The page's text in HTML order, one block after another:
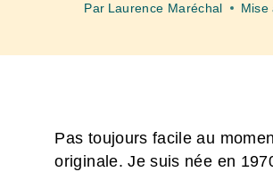
Par Laurence Maréchal Mise
Pas toujours facile au
originale. Je suis née en